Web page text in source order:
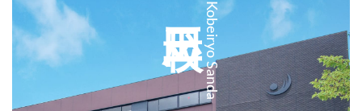
Kobeiryo Sanda